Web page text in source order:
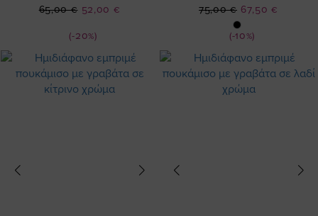
(-20%)
Ειδική
52,00 €
65,00 €
(-10%)
Ειδική
Τιμή
67,50 €
75,00 €